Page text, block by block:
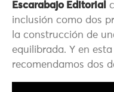
Escarabajo Editorial
inclusión como dos
la construcción de
equilibrada. Y en
recomendamos dos